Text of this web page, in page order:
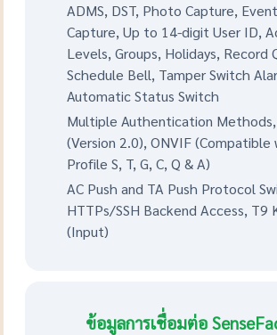
ADMS, DST, Photo Capture,
Capture, Up to 14-digit User ID,
Levels, Groups, Holidays, Record
Schedule Bell, Tamper Switch
Automatic Status Switch
Multiple Authentication Methods,
(Version 2.0), ONVIF (Compatible
Profile S, T, G, C, Q & A)
AC Push and TA Push Protocol
HTTPs/SSH Backend Access, T9
(Input)
ข้อมูลการเชื่อมต่อ